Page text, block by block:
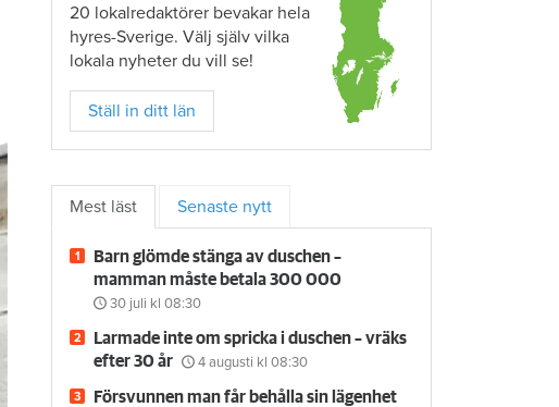
20 lokalredaktörer bevakar hela
hyres-Sverige. Välj själv vilka
lokala nyheter du vill se!
Ställ in ditt län
Mest läst Senaste nytt
Barn glömde stänga av duschen –
mamman måste betala 300 000
30 juli kl 08:30
Larmade inte om spricka i duschen – vräks
efter 30 år
4 augusti kl 08:30
Försvunnen man får behålla sin lägenhet